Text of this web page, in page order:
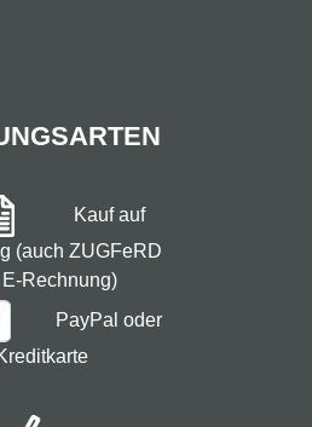
Kauf auf
(auch ZUGFeRD
Rechnung)
PayPal oder